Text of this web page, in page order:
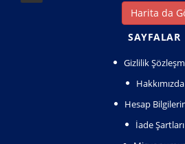
Harita da
SAYFALAR
Gizlilik
Hakkımızda
Hesap
İade Şartları